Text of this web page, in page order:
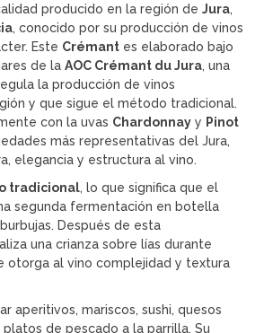
producido en la región de Jura,
, conocido por su producción de vinos
Este Crémant es elaborado bajo
de la AOC Crémant du Jura, una
la producción de vinos
y que sigue el método tradicional.
con la uvas Chardonnay y Pinot
más representativas del Jura,
elegancia y estructura al vino.
tradicional, lo que significa que el
segunda fermentación en botella
Después de esta
una crianza sobre lías durante
otorga al vino complejidad y textura
aperitivos, mariscos, sushi, quesos
de pescado a la parrilla. Su